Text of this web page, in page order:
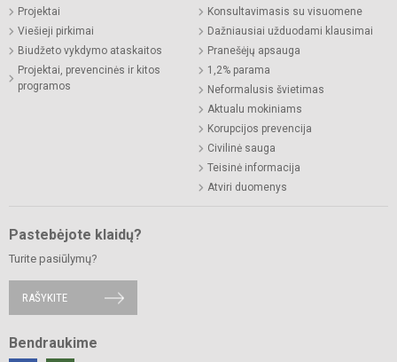
Projektai
Viešieji pirkimai
Biudžeto vykdymo ataskaitos
Projektai, prevencinės ir kitos
programos
Konsultavimasis su visuomene
Dažniausiai užduodami klausimai
Pranešėjų apsauga
1,2% parama
Neformalusis švietimas
Aktualu mokiniams
Korupcijos prevencija
Civilinė sauga
Teisinė informacija
Atviri duomenys
Pastebėjote klaidų?
Turite pasiūlymų?
RAŠYKITE
Bendraukime